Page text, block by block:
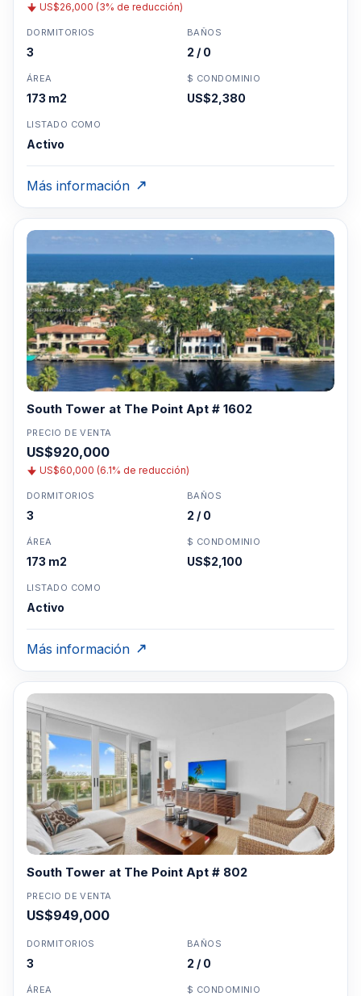
US$26,000 (3% de reducción)
DORMITORIOS
3
BAÑOS
2 / 0
ÁREA
173 m2
$ CONDOMINIO
US$2,380
LISTADO COMO
Activo
Más información
South Tower at The Point Apt # 1602
PRECIO DE VENTA
US$920,000
US$60,000 (6.1% de reducción)
DORMITORIOS
3
BAÑOS
2 / 0
ÁREA
173 m2
$ CONDOMINIO
US$2,100
LISTADO COMO
Activo
Más información
South Tower at The Point Apt # 802
PRECIO DE VENTA
US$949,000
DORMITORIOS
3
BAÑOS
2 / 0
ÁREA $ CONDOMINIO